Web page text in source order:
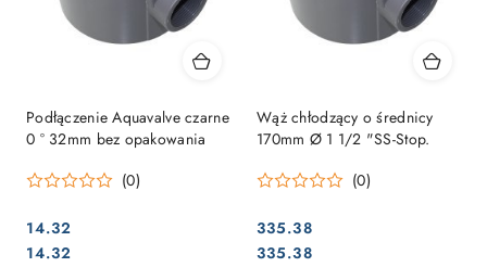
Podłączenie Aquavalve czarne
0 ° 32mm bez opakowania
(0)
Cena:
14.32
Cena:
14.32
Wąż chłodzący o średnicy
170mm Ø 1 1/2 "SS-Stop.
(0)
Cena:
335.38
Cena:
335.38